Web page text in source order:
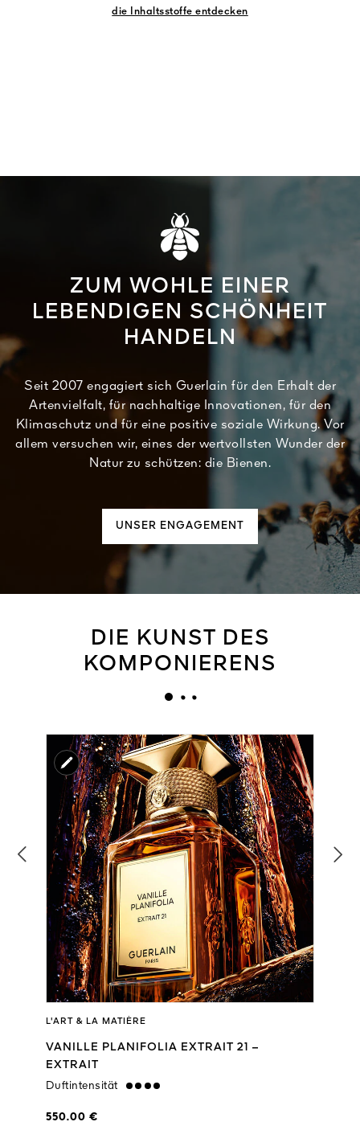
die Inhaltsstoffe entdecken
ZUM WOHLE EINER
LEBENDIGEN SCHÖNHEIT
HANDELN
Seit 2007 engagiert sich Guerlain für den Erhalt der
Artenvielfalt, für nachhaltige Innovationen, für den
Klimaschutz und für eine positive soziale Wirkung. Vor
allem versuchen wir, eines der wertvollsten Wunder der
Natur zu schützen: die Bienen.
UNSER ENGAGEMENT
DIE KUNST DES
KOMPONIERENS
L'ART & LA MATIÈRE
VANILLE PLANIFOLIA EXTRAIT 21 –
EXTRAIT
Duftintensität strong
550.00 €